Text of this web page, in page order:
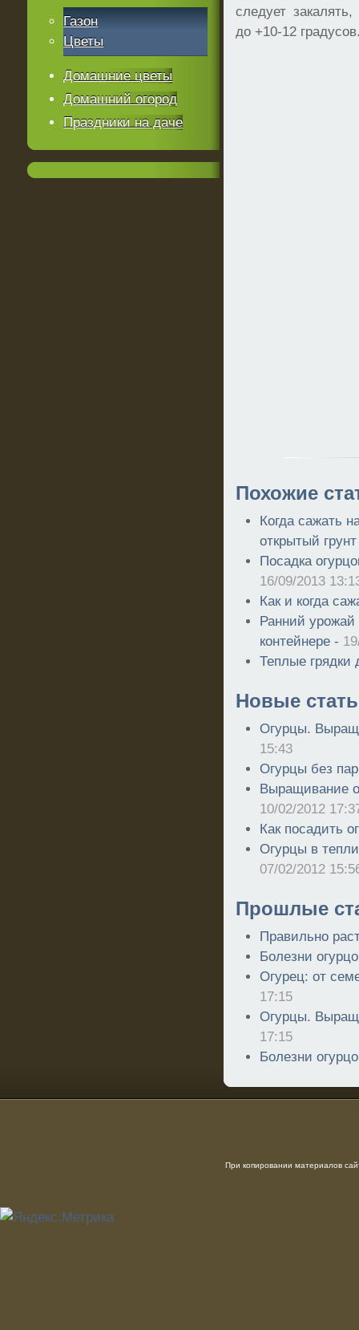
следует
до +10-12
Похожие
Когда сажать
открытый
Посадка
16/09/2013
Как и когда
Ранний урожай
контейнере -
Теплые грядки
Новые
Огурцы.
15:43
Огурцы без
Выращивание
10/02/2012
Как посадить
Огурцы в
07/02/2012
Прошлые
Правильно
Болезни
Огурец: от
17:15
Огурцы.
17:15
Болезни
Газон
Цветы
Домашние цветы
Домашний огород
Праздники на даче
При копировании материалов